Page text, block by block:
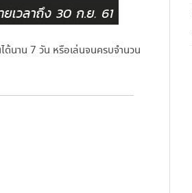
ด้นาน 7 วัน หรือเล่นจนครบจำนวน